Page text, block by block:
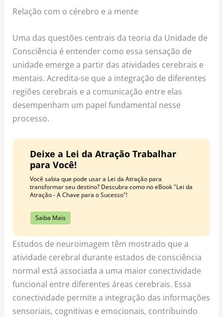
Relação com o cérebro e a mente
Uma das questões centrais da teoria da Unidade de
Consciência é entender como essa sensação de
unidade emerge a partir das atividades cerebrais e
mentais. Acredita-se que a integração de diferentes
regiões cerebrais e a comunicação entre elas
desempenham um papel fundamental nesse
processo.
Deixe a Lei da Atração Trabalhar
para Você!
Você sabia que pode usar a Lei da Atração para
transformar seu destino? Descubra como no eBook "Lei da
Atração - A Chave para o Sucesso"!
Saiba Mais
Estudos de neuroimagem têm mostrado que a
atividade cerebral durante estados de consciência
normal está associada a uma maior conectividade
funcional entre diferentes áreas cerebrais. Essa
conectividade permite a integração das informações
sensoriais, cognitivas e emocionais, contribuindo